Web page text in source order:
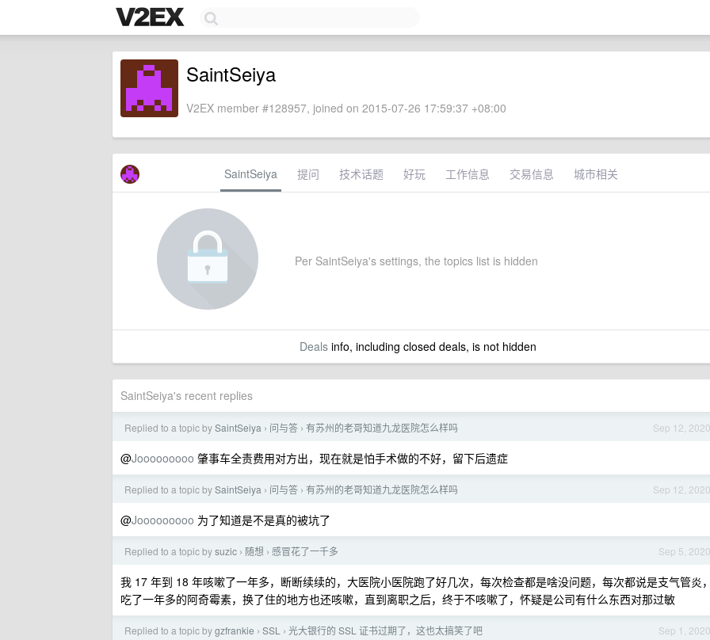
SaintSeiya
V2EX member #128957, joined on 2015-07-26 17:59:37 +08:00
SaintSeiya 提问 技术话题 好玩 工作信息 交易信息 城市相关
Per SaintSeiya's settings, the topics list is hidden
Dealsinfo, including closed deals, is not hidden
SaintSeiya's recent replies
Sep 12, 2020
Replied to a topic bySaintSeiya › 问与答 › 有苏州的老哥知道九龙医院怎么样吗
@Jooooooooo 肇事车全责费用对方出，现在就是怕手术做的不好，留下后遗症
Sep 12, 2020
Replied to a topic bySaintSeiya › 问与答 › 有苏州的老哥知道九龙医院怎么样吗
@Jooooooooo 为了知道是不是真的被坑了
Sep 5, 2020
Replied to a topic bysuzic › 随想 › 感冒花了一千多
我 17 年到 18 年咳嗽了一年多，断断续续的，大医院小医院跑了好几次，每次检查都是啥没问题，每次都说是支气管炎，
吃了一年多的阿奇霉素，换了住的地方也还咳嗽，直到离职之后，终于不咳嗽了，怀疑是公司有什么东西对那过敏
Sep 1, 2020
Replied to a topic bygzfrankie › SSL › 光大银行的 SSL 证书过期了，这也太搞笑了吧